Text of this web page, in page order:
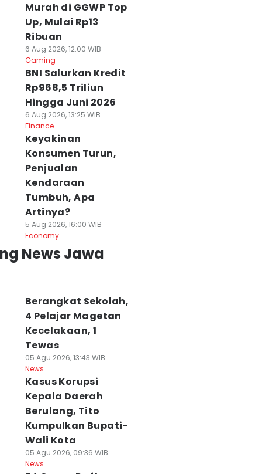
Sebut
Jatim
Miskin dan
Agu 2026, 09:47 WIB
Padam, Karhutla
Meluas ke Arah
Malang
06 Agu 2026, 08:55 WIB
News
Murah di GGWP Top
Up, Mulai Rp13
Ribuan
6 Aug 2026, 12:00 WIB
Gaming
BNI Salurkan Kredit
Rp968,5 Triliun
Hingga Juni 2026
6 Aug 2026, 13:25 WIB
Finance
Keyakinan
Konsumen Turun,
Penjualan
Kendaraan
Tumbuh, Apa
Artinya?
5 Aug 2026, 16:00 WIB
Economy
News Jawa
Berangkat Sekolah,
4 Pelajar Magetan
Kecelakaan, 1
Tewas
05 Agu 2026, 13:43 WIB
News
Kasus Korupsi
Kepala Daerah
Berulang, Tito
Kumpulkan Bupati-
Wali Kota
05 Agu 2026, 09:36 WIB
News